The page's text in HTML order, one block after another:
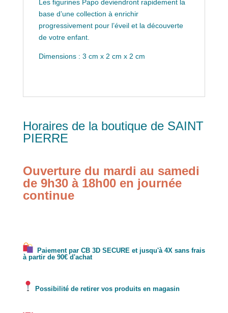
Les figurines Papo deviendront rapidement la
base d’une collection à enrichir
progressivement pour l’éveil et la découverte
de votre enfant.
Dimensions : 3 cm x 2 cm x 2 cm
Horaires de la boutique de SAINT
PIERRE
Ouverture du mardi au samedi
de 9h30 à 18h00 en journée
continue
Paiement par CB 3D SECURE et jusqu'à 4X sans frais
à partir de 90€ d'achat
Possibilité de retirer vos produits en magasin